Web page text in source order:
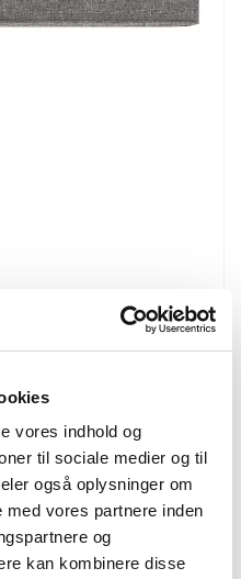
vores indhold og
til sociale medier og til
også oplysninger om
vores partnere inden
og
kan kombinere disse